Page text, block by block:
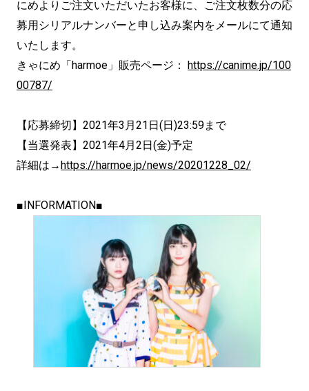
にめよりご注文いただいたお客様に、ご注文枚数分の応
募用シリアルナンバーと申し込み案内をメールにて通知
いたします。
きゃにめ「harmoe」販売ページ： https://canime.jp/100
00787/
【応募締切】2021年3月21日(日)23:59まで
【当選発表】2021年4月2日(金)予定
詳細は→https://harmoe.jp/news/20201228_02/
■INFORMATION■